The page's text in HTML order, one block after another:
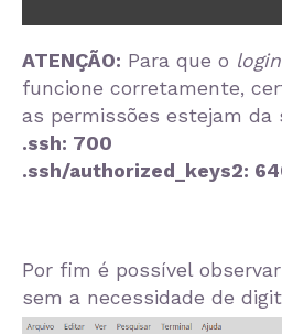
ATENÇÃO: Para que o login
funcione corretamente,
as permissões estejam da
.ssh: 700
.ssh/authorized_keys2:
Por fim é possível
sem a necessidade de